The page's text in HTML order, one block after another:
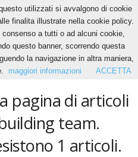
pagina di articoli
team.
1 articoli.
utilizzati si avvalgono di cookie
finalita illustrate nella cookie policy.
a tutti o ad alcuni cookie,
questo banner, scorrendo questa
la navigazione in altra maniera,
maggiori informazioni ACCETTA